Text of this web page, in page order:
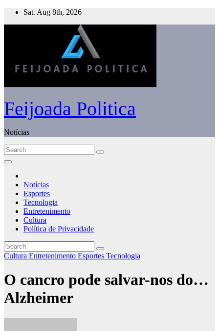
Skip
Sat. Aug 8th, 2026
Feijoada Politica
Notícias
Notícias
Esportes
Tecnologia
Entretenimento
Cultura
Política de Privacidade
Cultura Entretenimento Esportes Tecnologia
O cancro pode salvar-nos do…
Alzheimer